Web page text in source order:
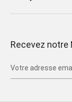
Recevez